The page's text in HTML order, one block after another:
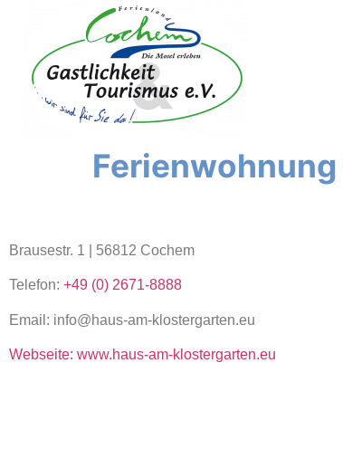
Ferienwohnung
Brausestr. 1 | 56812 Cochem
Telefon: +49 (0) 2671-8888
Email: info@haus-am-klostergarten.eu
Webseite: www.haus-am-klostergarten.eu